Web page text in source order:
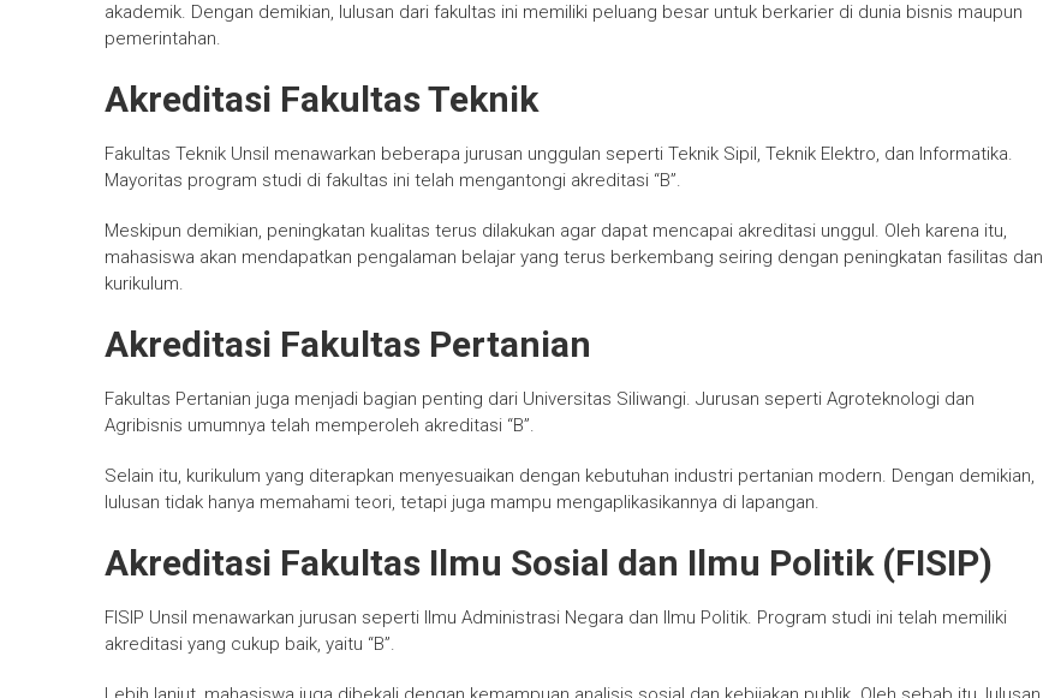
akademik. Dengan demikian, lulusan dari fakultas ini memiliki peluang besar untuk berkarier di dunia bisnis maupun
pemerintahan.
Akreditasi Fakultas Teknik
Fakultas Teknik Unsil menawarkan beberapa jurusan unggulan seperti Teknik Sipil, Teknik Elektro, dan Informatika.
Mayoritas program studi di fakultas ini telah mengantongi akreditasi “B”.
Meskipun demikian, peningkatan kualitas terus dilakukan agar dapat mencapai akreditasi unggul. Oleh karena itu,
mahasiswa akan mendapatkan pengalaman belajar yang terus berkembang seiring dengan peningkatan fasilitas dan
kurikulum.
Akreditasi Fakultas Pertanian
Fakultas Pertanian juga menjadi bagian penting dari Universitas Siliwangi. Jurusan seperti Agroteknologi dan
Agribisnis umumnya telah memperoleh akreditasi “B”.
Selain itu, kurikulum yang diterapkan menyesuaikan dengan kebutuhan industri pertanian modern. Dengan demikian,
lulusan tidak hanya memahami teori, tetapi juga mampu mengaplikasikannya di lapangan.
Akreditasi Fakultas Ilmu Sosial dan Ilmu Politik (FISIP)
FISIP Unsil menawarkan jurusan seperti Ilmu Administrasi Negara dan Ilmu Politik. Program studi ini telah memiliki
akreditasi yang cukup baik, yaitu “B”.